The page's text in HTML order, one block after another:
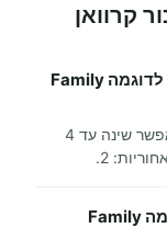
קרוואן
כמה אנשים יכולים לישון בלשכור קרוואן לדוגמה Family
הלשכור קרוואן לדוגמה Family Standard מאפשר שינה עד 4
לאיזו קטגוריה שייך הלשכור קרוואן לדוגמה Family